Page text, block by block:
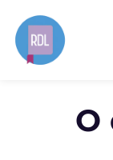
O